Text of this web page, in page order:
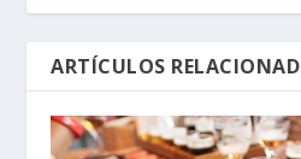
ARTÍCULOS